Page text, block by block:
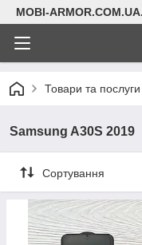
MOBI-
Товари та послуги
Samsung A30S 2019
Сортування